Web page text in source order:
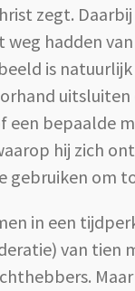
zegt.
hadden
is
een bepaalde
hij zich
gebruiken om
in een
van tien